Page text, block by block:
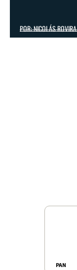
POR: NICOLÁS ROVIRA
PAN